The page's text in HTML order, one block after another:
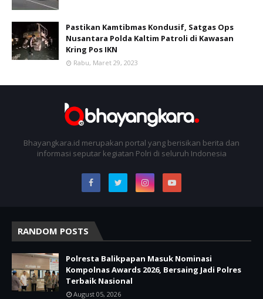
Pastikan Kamtibmas Kondusif, Satgas Ops
Nusantara Polda Kaltim Patroli di Kawasan
Kring Pos IKN
Rabu, Maret 29, 2023
Bhayangkara.id merupakan portal yang berisikan berita dan
informasi seputar kegiatan Polri di seluruh Indonesia
RANDOM POSTS
Polresta Balikpapan Masuk Nominasi
Kompolnas Awards 2026, Bersaing Jadi Polres
Terbaik Nasional
August 05, 2026